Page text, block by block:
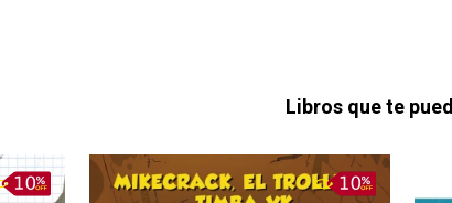
Libros que te